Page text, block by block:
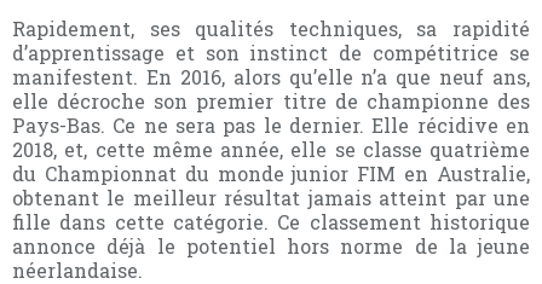
Rapidement, ses qualités techniques, sa rapidité
d’apprentissage et son instinct de compétitrice se
manifestent. En 2016, alors qu’elle n’a que neuf ans,
elle décroche son premier titre de championne des
Pays-Bas. Ce ne sera pas le dernier. Elle récidive en
2018, et, cette même année, elle se classe quatrième
du Championnat du monde junior FIM en Australie,
obtenant le meilleur résultat jamais atteint par une
fille dans cette catégorie. Ce classement historique
annonce déjà le potentiel hors norme de la jeune
néerlandaise.